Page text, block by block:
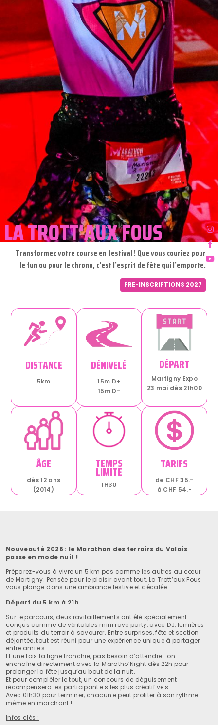
LA TROTT'AUX FOUS
Transformez votre course en festival ! Que vous couriez pour
le fun ou pour le chrono, c’est l’esprit de fête qui l’emporte.
PRE-INSCRIPTIONS 2027
DISTANCE
5km
DÉNIVELÉ
15m D+
15m D-
DÉPART
Martigny Expo
23 mai dès 21h00
ÂGE
dès 12 ans
(2014)
TEMPS
LIMITE
1H30
TARIFS
de CHF 35.-
à CHF 54.-
Nouveauté 2026 : le Marathon des terroirs du Valais
passe en mode nuit !
Préparez-vous à vivre un 5 km pas comme les autres au cœur
de Martigny. Pensée pour le plaisir avant tout, La Trott’aux Fous
vous plonge dans une ambiance festive et décalée.
Départ du 5 km à 21h
Sur le parcours, deux ravitaillements ont été spécialement
conçus comme de véritables mini rave party, avec DJ, lumières
et produits du terroir à savourer. Entre surprises, fête et section
déjantée, tout est réuni pour une expérience unique à partager
entre ami·e·s.
Et une fois la ligne franchie, pas besoin d’attendre : on
enchaîne directement avec la Maratho’Night dès 22h pour
prolonger la fête jusqu’au bout de la nuit.
Et pour compléter le tout, un concours de déguisement
récompensera les participant·e·s les plus créatif·ve·s.
Avec 01h30 pour terminer, chacun·e peut profiter à son rythme…
même en marchant !
Infos clés :